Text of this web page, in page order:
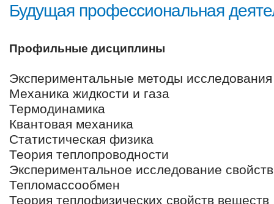
Будущая профессиональная
Профильные дисциплины
Экспериментальные методы исследования
Механика жидкости и газа
Термодинамика
Квантовая механика
Статистическая физика
Теория теплопроводности
Экспериментальное исследование
Тепломассообмен
Теория теплофизических свойств веществ